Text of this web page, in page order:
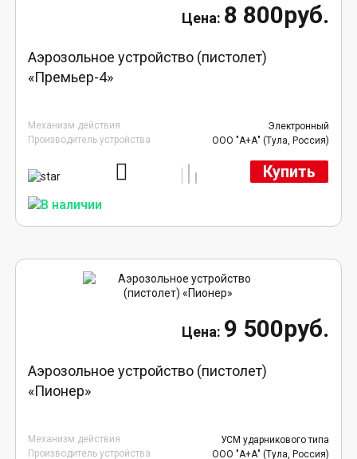
8 800руб.
Аэрозольное устройство (пистолет)
«Премьер-4»
Механизм действия
Электронный
Производитель устройства
ООО "А+А" (Тула, Россия)
Купить
9 500руб.
Аэрозольное устройство (пистолет)
«Пионер»
Механизм действия
УСМ ударникового типа
Производитель устройства
ООО "А+А" (Тула, Россия)